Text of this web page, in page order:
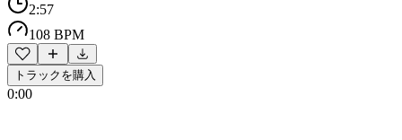
2:57
108 BPM
トラックを購入
0:00